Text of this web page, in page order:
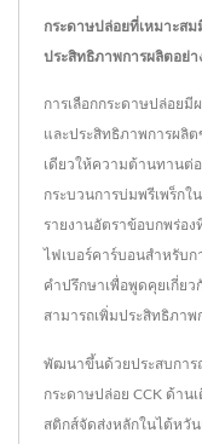
กระดาษปล่อยที่เหมาะส
ประสิทธิภาพการผลิตอย่า
การเลือกกระดาษปล่อย
และประสิทธิภาพการผลิต
เดียวให้ความต้านทานต่
กระบวนการบ่มพรีเพร็กใ
รายงานอัตราข้อบกพร่อ
ไฟเบอร์คาร์บอนสำหรับ
คำปรึกษาเพื่อพูดคุยเกี่ย
สามารถเพิ่มประสิทธิภาพ
พัฒนาขึ้นด้วยประสบการ
กระดาษปล่อย CCK ด้าน
สติกส์จัดส่งหลักในไต้หวั